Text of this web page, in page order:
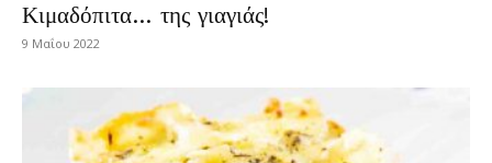
Κιμαδόπιτα… της γιαγιάς!
9 Μαΐου 2022